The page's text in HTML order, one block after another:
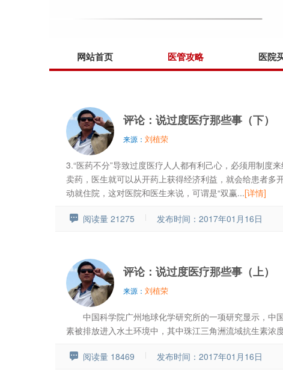
网站首页 医管攻略 医院
评论：说过度医疗那些事（下）
来源： 刘植荣
3.“医药不分”导致过度医疗人人都有利己心，必须用制度
卖药，医生就可以从开药上获得经济利益，就会给患者多
动就住院，这对医院和医生来说，可谓是“双赢...[详情]
阅读量 21275 发布时间：2017年01月16日
评论：说过度医疗那些事（上）
来源： 刘植荣
中国科学院广州地球化学研究所的一项研究显示，中
素被排放进入水土环境中，其中珠江三角洲流域抗生素浓
阅读量 18469 发布时间：2017年01月16日